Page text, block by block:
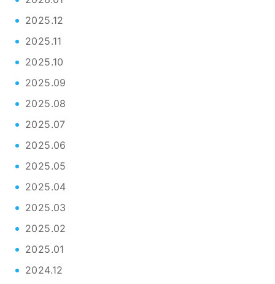
2025.12
2025.11
2025.10
2025.09
2025.08
2025.07
2025.06
2025.05
2025.04
2025.03
2025.02
2025.01
2024.12